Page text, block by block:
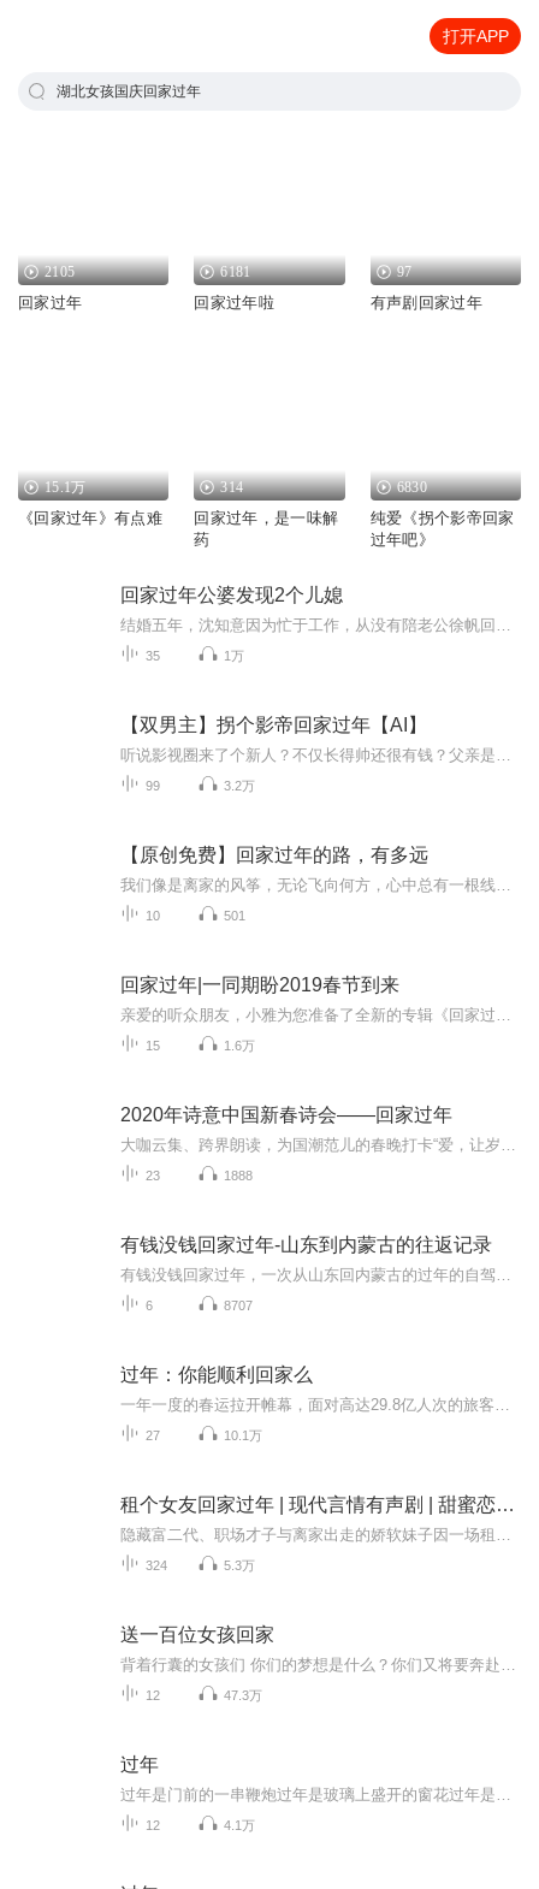
打开APP
湖北女孩国庆回家过年
2105
回家过年
6181
回家过年啦
97
有声剧回家过年
15.1万
《回家过年》有点难
314
回家过年，是一味解
药
6830
纯爱《拐个影帝回家
过年吧》
回家过年公婆发现2个儿媳
35 1万
【双男主】拐个影帝回家过年【AI】
99 3.2万
【原创免费】回家过年的路，有多远
10 501
回家过年|一同期盼2019春节到来
15 1.6万
2020年诗意中国新春诗会——回家过年
23 1888
有钱没钱回家过年-山东到内蒙古的往返记录
6 8707
过年：你能顺利回家么
27 10.1万
租个女友回家过年 | 现代言情有声剧 | 甜蜜恋爱 | 极限撩拨 | 多人演播
324 5.3万
送一百位女孩回家
12 47.3万
过年
12 4.1万